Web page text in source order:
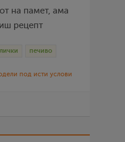
на памет, ама
рецепт
печиво
под исти услови